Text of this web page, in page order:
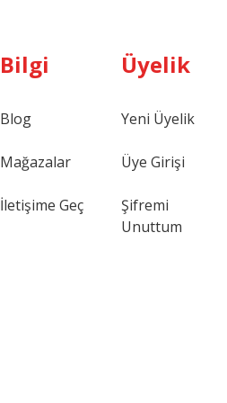
Bilgi
Blog
Mağazalar
İletişime Geç
Üyelik
Yeni Üyelik
Üye Girişi
Şifremi
Unuttum